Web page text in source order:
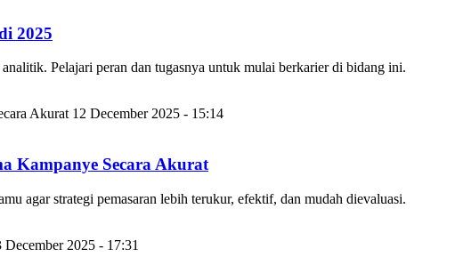
2025
Pelajari peran dan tugasnya untuk mulai berkarier di bidang ini.
12 December 2025 - 15:14
Kampanye Secara Akurat
agar strategi pemasaran lebih terukur, efektif, dan mudah dievaluasi.
December 2025 - 17:31